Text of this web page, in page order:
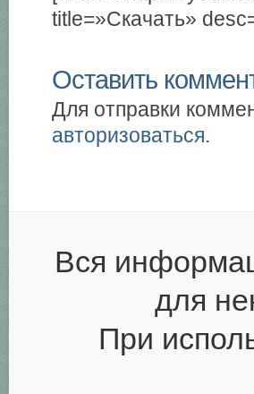
title=»Скачать»
Оставить
Для отправки
авторизоваться.
Вся
для
При